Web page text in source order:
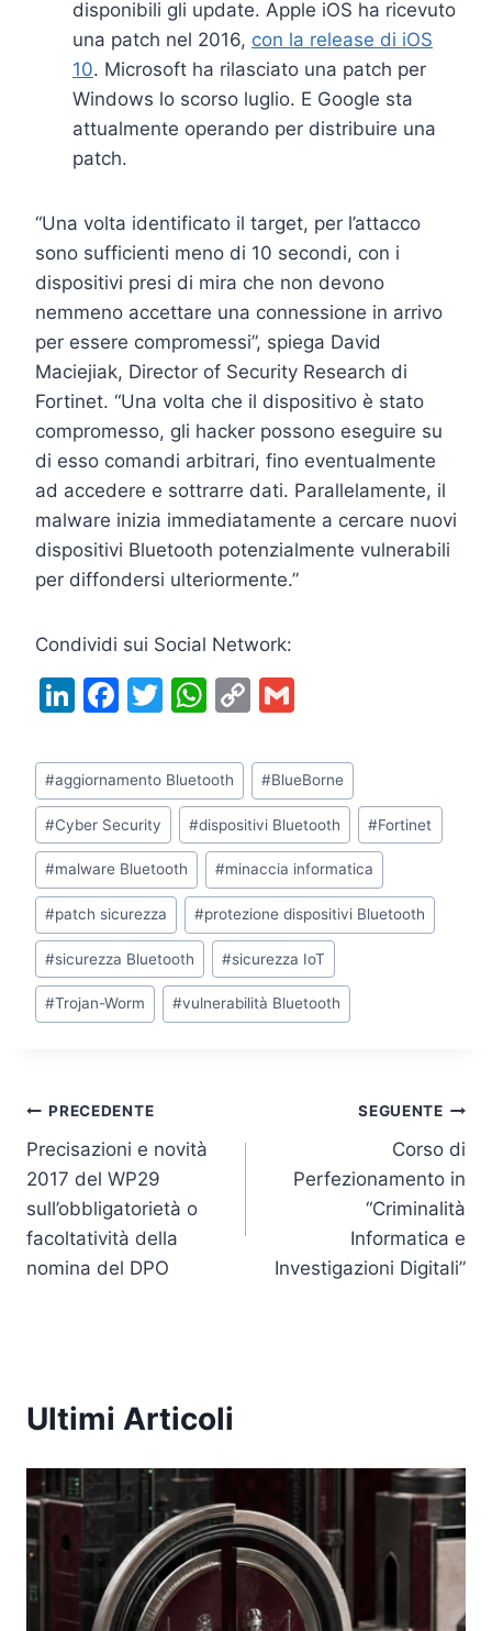
disponibili gli update. Apple iOS ha ricevuto
una patch nel 2016, con la release di iOS
10. Microsoft ha rilasciato una patch per
Windows lo scorso luglio. E Google sta
attualmente operando per distribuire una
patch.
“Una volta identificato il target, per l’attacco
sono sufficienti meno di 10 secondi, con i
dispositivi presi di mira che non devono
nemmeno accettare una connessione in arrivo
per essere compromessi”, spiega David
Maciejiak, Director of Security Research di
Fortinet. “Una volta che il dispositivo è stato
compromesso, gli hacker possono eseguire su
di esso comandi arbitrari, fino eventualmente
ad accedere e sottrarre dati. Parallelamente, il
malware inizia immediatamente a cercare nuovi
dispositivi Bluetooth potenzialmente vulnerabili
per diffondersi ulteriormente.”
Condividi sui Social Network:
Li
k
e
dI
n
F
c
e
b
o
o
k
T
itt
er
W
at
s
A
p
p
C
p
y
Li
n
k
ai
l
Tag
articolo:
#aggiornamento Bluetooth #BlueBorne
#Cyber Security #dispositivi Bluetooth #Fortinet
#malware Bluetooth #minaccia informatica
#patch sicurezza #protezione dispositivi Bluetooth
#sicurezza Bluetooth #sicurezza IoT
#Trojan-Worm #vulnerabilità Bluetooth
Navigazione
articoli
PRECEDENTE
Precisazioni e novità
2017 del WP29
sull’obbligatorietà o
facoltatività della
nomina del DPO
SEGUENTE
Corso di
Perfezionamento in
“Criminalità
Informatica e
Investigazioni Digitali”
Ultimi Articoli